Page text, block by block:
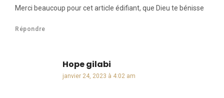
Merci beaucoup pour cet article édifiant, que Dieu te bénisse
Répondre
Hope gilabi
janvier 24, 2023 à 4:02 am